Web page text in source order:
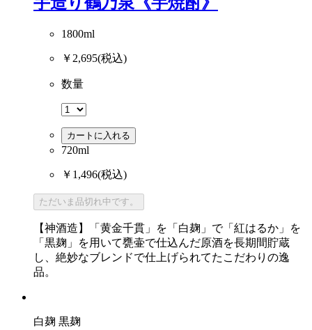
1800ml
￥2,695(税込)
数量
カートに入れる
720ml
￥1,496(税込)
ただいま品切れ中です。
【神酒造】「黄金千貫」を「白麹」で「紅はるか」を
「黒麹」を用いて甕壷で仕込んだ原酒を長期間貯蔵
し、絶妙なブレンドで仕上げられてたこだわりの逸
品。
白麹 黒麹